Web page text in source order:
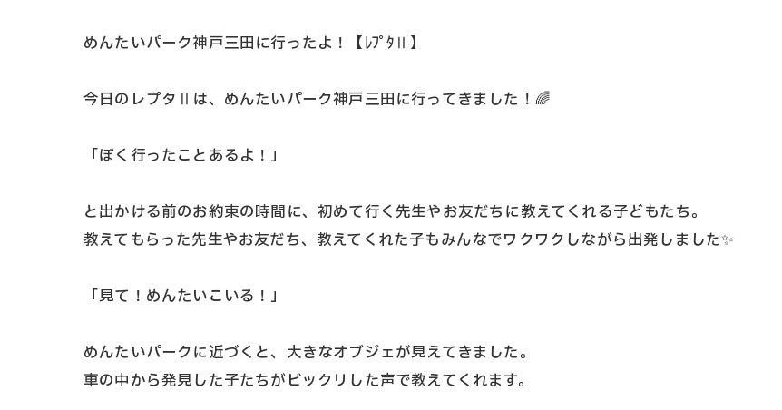
めんたいパーク神戸三田に行ったよ！【ﾚﾌﾟﾀⅡ】
今日のレプタⅡは、めんたいパーク神戸三田に行ってきました！🌈
「ぼく行ったことあるよ！」
と出かける前のお約束の時間に、初めて行く先生やお友だちに教えてくれる子どもたち。
教えてもらった先生やお友だち、教えてくれた子もみんなでワクワクしながら出発しました✨
「見て！めんたいこいる！」
めんたいパークに近づくと、大きなオブジェが見えてきました。
車の中から発見した子たちがビックリした声で教えてくれます。